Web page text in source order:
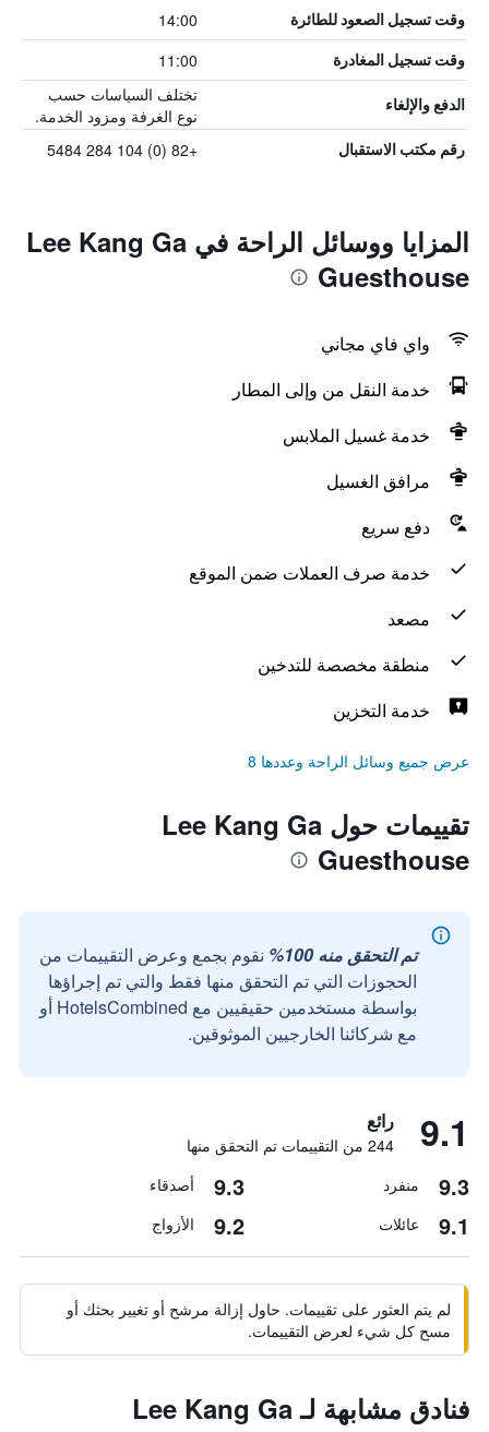
وقت تسجيل الصعود للطائرة 14:00
وقت تسجيل المغادرة 11:00
الدفع والإلغاء
تختلف السياسات حسب
نوع الغرفة ومزود الخدمة.
رقم مكتب الاستقبال +82 (0) 104 284 5484
المزايا ووسائل الراحة في Lee Kang Ga
Guesthouse
واي فاي مجاني
خدمة النقل من وإلى المطار
خدمة غسيل الملابس
مرافق الغسيل
دفع سريع
خدمة صرف العملات ضمن الموقع
مصعد
منطقة مخصصة للتدخين
خدمة التخزين
عرض جميع وسائل الراحة وعددها 8
تقييمات حول Lee Kang Ga
Guesthouse
تم التحقق منه 100%
نقوم بجمع وعرض التقييمات من
الحجوزات التي تم التحقق منها فقط والتي تم إجراؤها
بواسطة مستخدمين حقيقيين مع HotelsCombined أو
مع شركائنا الخارجيين الموثوقين.
9.1 رائع
244 من التقييمات تم التحقق منها
9.3 منفرد 9.3 أصدقاء
9.1 عائلات 9.2 الأزواج
لم يتم العثور على تقييمات. حاول إزالة مرشح أو تغيير بحثك أو
مسح كل شيء لعرض التقييمات.
فنادق مشابهة لـ Lee Kang Ga